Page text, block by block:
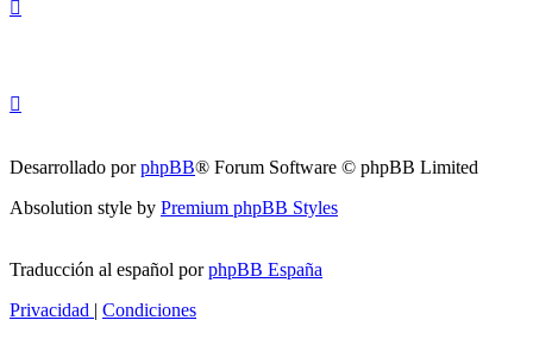
Desarrollado porphpBB® Forum Software © phpBB Limited
Absolution style by Premium phpBB Styles
Traducción al español porphpBB España
Privacidad | Condiciones